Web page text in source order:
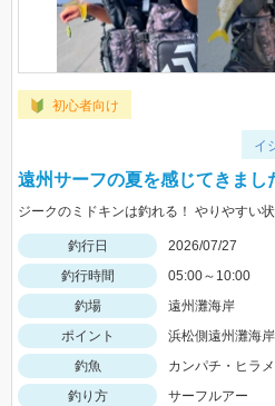
初心者向け
イ
遠州サーフの夏を感じてきま
釣行日
2026/07/27
釣行時間
05:00～10:00
釣場
遠州灘海岸
ポイント
浜松側遠州灘海岸
釣魚
カンパチ・ヒラ
釣り方
サーフルアー